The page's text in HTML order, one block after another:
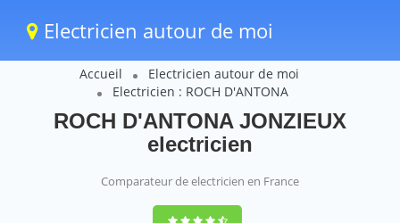
Electricien autour de moi
Accueil
Electricien autour de moi
Electricien : ROCH D'ANTONA
ROCH D'ANTONA JONZIEUX
electricien
Comparateur de electricien en France